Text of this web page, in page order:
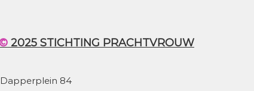
© 2025 STICHTING PRACHTVROUW
Dapperplein 84